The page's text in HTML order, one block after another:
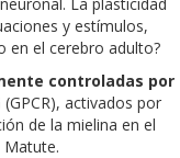
y estímulos,
en el cerebro adulto?
controladas por
activados por
de la mielina en el
Matute.